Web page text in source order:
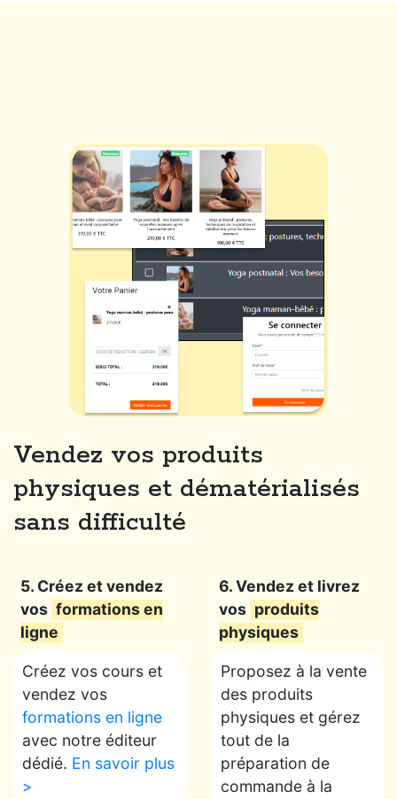
Vendez vos produits
physiques et dématérialisés
sans difficulté
5. Créez et vendez
vos formations en
ligne
Créez vos cours et
vendez vos
formations en ligne
avec notre éditeur
dédié. En savoir plus
>
6. Vendez et livrez
vos produits
physiques
Proposez à la vente
des produits
physiques et gérez
tout de la
préparation de
commande à la